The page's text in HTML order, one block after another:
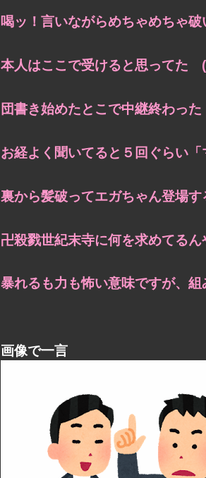
喝ッ！言いながらめちゃめちゃ
本人はここで受けると思ってた
団書き始めたとこで中継終わっ
お経よく聞いてると５回ぐらい
裏から髪破ってエガちゃん登場
卍殺戮世紀末寺に何を求めてる
暴れるも力も怖い意味ですが、
画像で一言